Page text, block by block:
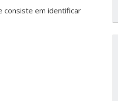
consiste em identificar